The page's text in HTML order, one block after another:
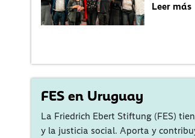
Leer más
FES en Uruguay
La Friedrich Ebert Stiftung (FES)
y la justicia social. Aporta y